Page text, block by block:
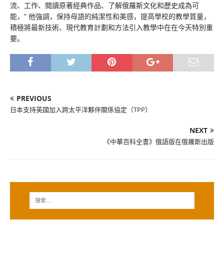
流、工作、閱讀原著經典作品、了解俄羅斯文化和歷史成為可
能，” 他強調，保持母語的純潔性和美感，提高學校的教學質量，
積極將最新技術、現代教育計劃和方法引入教學中在在今天特別重
要。
PREVIOUS
日本支持英國加入跨太平洋夥伴關係協定（TPP）
NEXT
《中華百科全書》俄語版在俄羅斯出版